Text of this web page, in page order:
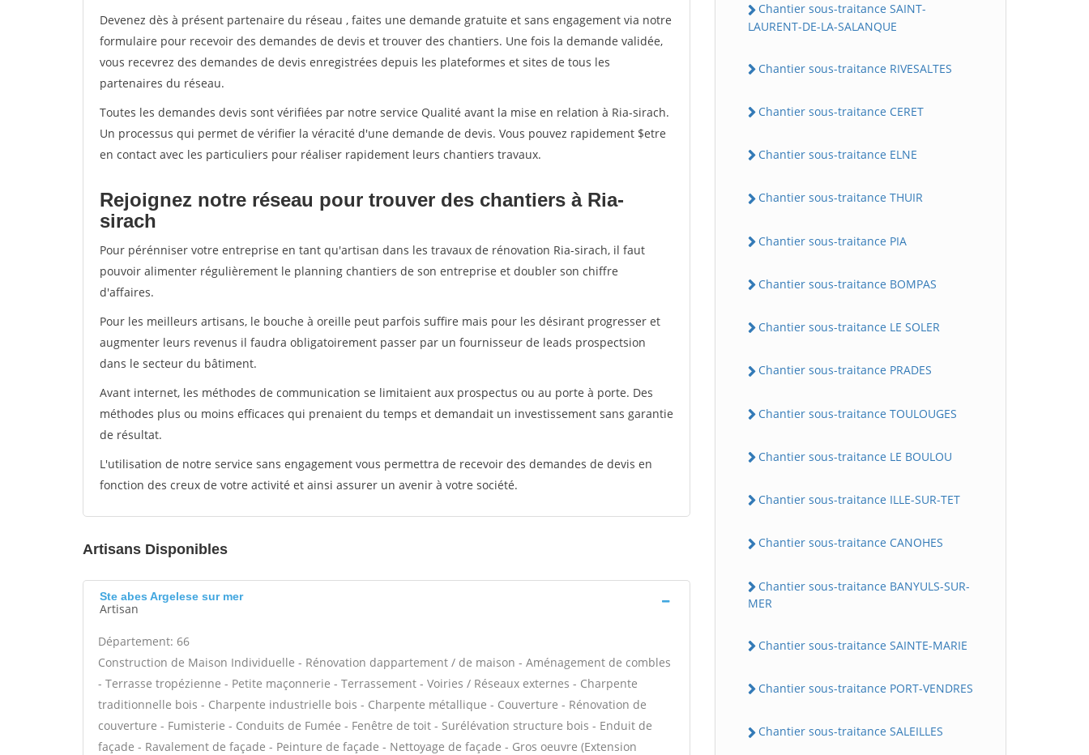
Devenez dès à présent partenaire du réseau , faites une demande gratuite et sans engagement via notre
formulaire pour recevoir des demandes de devis et trouver des chantiers. Une fois la demande validée,
vous recevrez des demandes de devis enregistrées depuis les plateformes et sites de tous les
partenaires du réseau.
Toutes les demandes devis sont vérifiées par notre service Qualité avant la mise en relation à Ria-sirach.
Un processus qui permet de vérifier la véracité d'une demande de devis. Vous pouvez rapidement $etre
en contact avec les particuliers pour réaliser rapidement leurs chantiers travaux.
Rejoignez notre réseau pour trouver des chantiers à Ria-
sirach
Pour pérénniser votre entreprise en tant qu'artisan dans les travaux de rénovation Ria-sirach, il faut
pouvoir alimenter régulièrement le planning chantiers de son entreprise et doubler son chiffre
d'affaires.
Pour les meilleurs artisans, le bouche à oreille peut parfois suffire mais pour les désirant progresser et
augmenter leurs revenus il faudra obligatoirement passer par un fournisseur de leads prospectsion
dans le secteur du bâtiment.
Avant internet, les méthodes de communication se limitaient aux prospectus ou au porte à porte. Des
méthodes plus ou moins efficaces qui prenaient du temps et demandait un investissement sans garantie
de résultat.
L'utilisation de notre service sans engagement vous permettra de recevoir des demandes de devis en
fonction des creux de votre activité et ainsi assurer un avenir à votre société.
Artisans Disponibles
Ste abes Argelese sur mer
Artisan
Département: 66
Construction de Maison Individuelle - Rénovation dappartement / de maison - Aménagement de combles
- Terrasse tropézienne - Petite maçonnerie - Terrassement - Voiries / Réseaux externes - Charpente
traditionnelle bois - Charpente industrielle bois - Charpente métallique - Couverture - Rénovation de
couverture - Fumisterie - Conduits de Fumée - Fenêtre de toit - Surélévation structure bois - Enduit de
façade - Ravalement de façade - Peinture de façade - Nettoyage de façade - Gros oeuvre (Extension
Chantier sous-traitance SAINT-
LAURENT-DE-LA-SALANQUE
Chantier sous-traitance RIVESALTES
Chantier sous-traitance CERET
Chantier sous-traitance ELNE
Chantier sous-traitance THUIR
Chantier sous-traitance PIA
Chantier sous-traitance BOMPAS
Chantier sous-traitance LE SOLER
Chantier sous-traitance PRADES
Chantier sous-traitance TOULOUGES
Chantier sous-traitance LE BOULOU
Chantier sous-traitance ILLE-SUR-TET
Chantier sous-traitance CANOHES
Chantier sous-traitance BANYULS-SUR-
MER
Chantier sous-traitance SAINTE-MARIE
Chantier sous-traitance PORT-VENDRES
Chantier sous-traitance SALEILLES